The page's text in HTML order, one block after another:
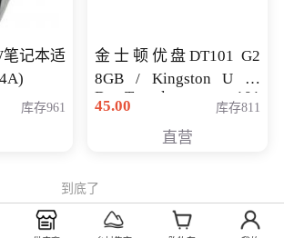
笔记本适
库存961
金士顿优盘DT101 G2
8GB / Kingston U 盘
DataTraveler 101
Generati
45.00 库存811
直营
到底了